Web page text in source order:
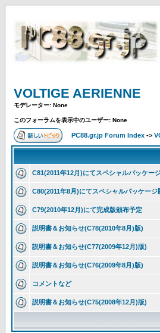
VOLTIGE AERIENNE
モデレーター: None
このフォーラムを表示中のユーザー: None
PC88.gr.jp Forum Index ->
C81(2011年12月)にてスペシャルパッケー
C80(2011年8月)にてスペシャルパッケージ
C79(2010年12月)にて完成版頒布予定
説明書＆お知らせ(C78(2010年8月)版)
説明書＆お知らせ(C77(2009年12月)版)
説明書＆お知らせ(C76(2009年8月)版)
コメントなど
説明書＆お知らせ(C75(2008年12月)版)